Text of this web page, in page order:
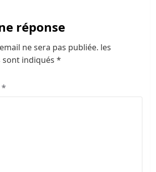
réponse
ne sera pas publiée. les
sont indiqués *
*